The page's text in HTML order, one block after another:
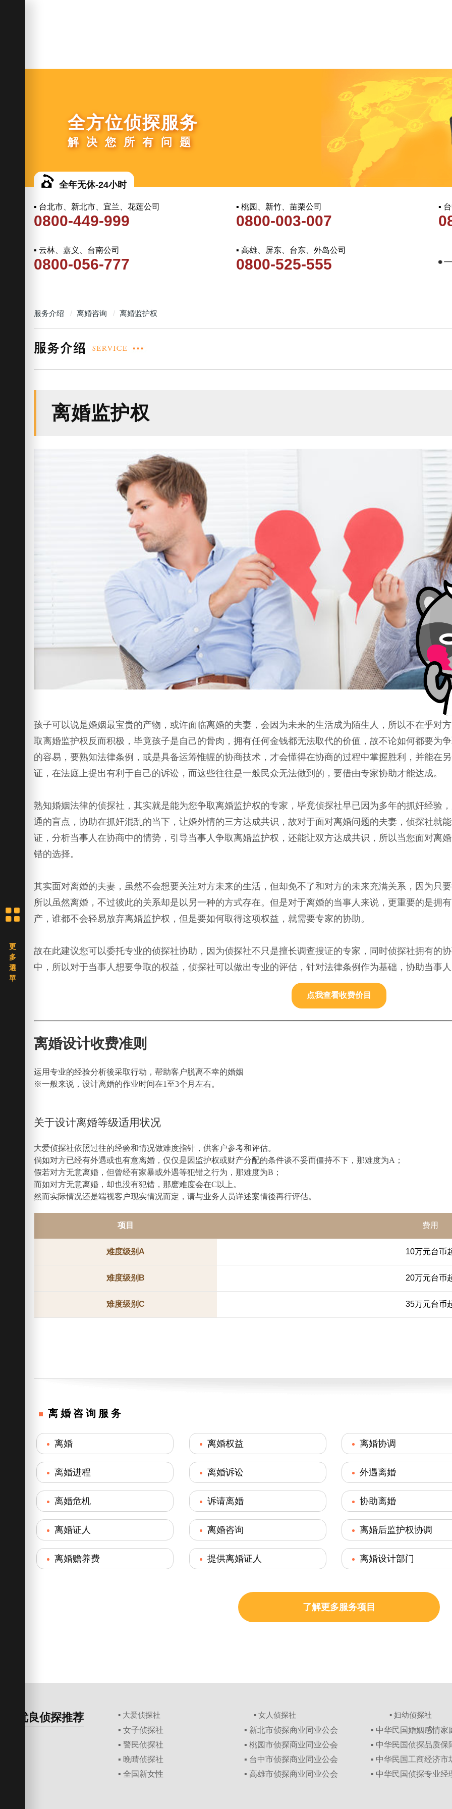
全方位侦探服务
解决您所有问题
全年无休-24小时
▪ 台北市、新北市、宜兰、花莲公司
0800-449-999
▪ 桃园、新竹、苗栗公司
0800-003-007
▪
▪ 云林、嘉义、台南公司
0800-056-777
▪ 高雄、屏东、台东、外岛公司
0800-525-555
服务介绍 离婚咨询 离婚监护权
离婚监护权
孩子可以说是婚姻最宝贵的产物，或许面临离婚的夫妻，会因为未来的生活成为陌生人，所以不在乎对
取离婚监护权反而积极，毕竟孩子是自己的骨肉，拥有任何金钱都无法取代的价值，故不论如何都要为
的容易，要熟知法律条例，或是具备运筹惟幄的协商技术，才会懂得在协商的过程中掌握胜利，并能在
证，在法庭上提出有利于自己的诉讼，而这些往往是一般民众无法做到的，要借由专家协助才能达成。
熟知婚姻法律的侦探社，其实就是能为您争取离婚监护权的专家，毕竟侦探社早已因为多年的抓奸经验
通的盲点，协助在抓奸混乱的当下，让婚外情的三方达成共识，故对于面对离婚问题的夫妻，侦探社就
证，分析当事人在协商中的情势，引导当事人争取离婚监护权，还能让双方达成共识，所以当您面对离
错的选择。
其实面对离婚的夫妻，虽然不会想要关注对方未来的生活，但却免不了和对方的未来充满关系，因为只
所以虽然离婚，不过彼此的关系却是以另一种的方式存在。但是对于离婚的当事人来说，更重要的是拥
产，谁都不会轻易放弃离婚监护权，但是要如何取得这项权益，就需要专家的协助。
故在此建议您可以委托专业的侦探社协助，因为侦探社不只是擅长调查搜证的专家，同时侦探社拥有的
中，所以对于当事人想要争取的权益，侦探社可以做出专业的评估，针对法律条例作为基础，协助当事人
点我查看收费价目
离婚设计收费准则
运用专业的经验分析後采取行动，帮助客户脱离不幸的婚姻
※一般来说，设计离婚的作业时间在1至3个月左右。
关于设计离婚等级适用状况
大爱侦探社依照过往的经验和情况做难度指针，供客户参考和评估。
倘如对方已经有外遇或也有意离婚，仅仅是因监护权或财产分配的条件谈不妥而僵持不下，那难度为A；
假若对方无意离婚，但曾经有家暴或外遇等犯错之行为，那难度为B；
而如对方无意离婚，却也没有犯错，那麽难度会在C以上。
然而实际情况还是端视客户现实情况而定，请与业务人员详述案情後再行评估。
项目 费用
难度级别A 10万元台币
难度级别B 20万元台币
难度级别C 35万元台币
离婚咨询服务
离婚 离婚权益 离婚协调
离婚进程 离婚诉讼 外遇离婚
离婚危机 诉请离婚 协助离婚
离婚证人 离婚咨询 离婚后监护权协调
离婚赡养费 提供离婚证人 离婚设计部门
了解更多服务项目
优良侦探推荐 ▪ 大爱侦探社 ▪ 女人侦探社 ▪ 妇幼侦探社
▪ 女子侦探社
▪ 警民侦探社
▪ 晚晴侦探社
▪ 全国新女性
▪ 新北市侦探商业同业公会
▪ 桃园市侦探商业同业公会
▪ 台中市侦探商业同业公会
▪ 高雄市侦探商业同业公会
▪ 中华民国婚姻感情家
▪ 中华民国侦探品质保
▪ 中华民国工商经济市
▪ 中华民国侦探专业经